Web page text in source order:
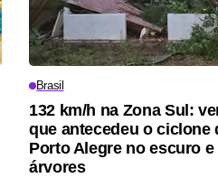
Brasil
132 km/h na Zona Sul:
que antecedeu o ciclone
Porto Alegre no escuro
árvores